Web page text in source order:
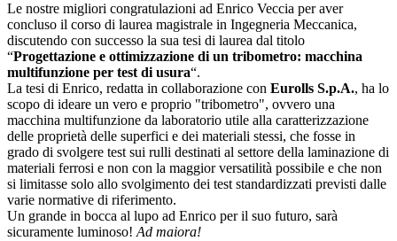
Le nostre migliori congratulazioni ad Enrico Veccia per aver
concluso il corso di laurea magistrale in Ingegneria Meccanica,
discutendo con successo la sua tesi di laurea dal titolo
“Progettazione e ottimizzazione di un tribometro: macchina
multifunzione per test di usura“.
La tesi di Enrico, redatta in collaborazione con Eurolls S.p.A., ha lo
scopo di ideare un vero e proprio "tribometro", ovvero una
macchina multifunzione da laboratorio utile alla caratterizzazione
delle proprietà delle superfici e dei materiali stessi, che fosse in
grado di svolgere test sui rulli destinati al settore della laminazione di
materiali ferrosi e non con la maggior versatilità possibile e che non
si limitasse solo allo svolgimento dei test standardizzati previsti dalle
varie normative di riferimento.
Un grande in bocca al lupo ad Enrico per il suo futuro, sarà
sicuramente luminoso!Ad maiora!